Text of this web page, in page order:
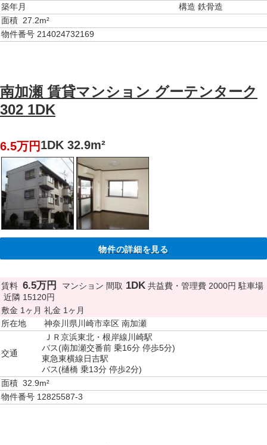
築年月
構造 鉄骨造
面積 27.2m²
物件番号 214024732169
南加瀬 賃貸マンション グーテンターク
302 1DK
6.5万円1DK 32.9m²
物件の詳細を見る
賃料 6.5万円 マンション 間取 1DK 共益費・管理費 2000円 駐車場
近隣 15120円
敷金 1ヶ月 礼金 1ヶ月
所在地
神奈川県川崎市幸区 南加瀬
交通
ＪＲ京浜東北・根岸線川崎駅
バス(南加瀬交番前 乗16分 停歩5分)
東急東横線日吉駅
バス(樋橋 乗13分 停歩2分)
面積 32.9m²
物件番号 12825587-3